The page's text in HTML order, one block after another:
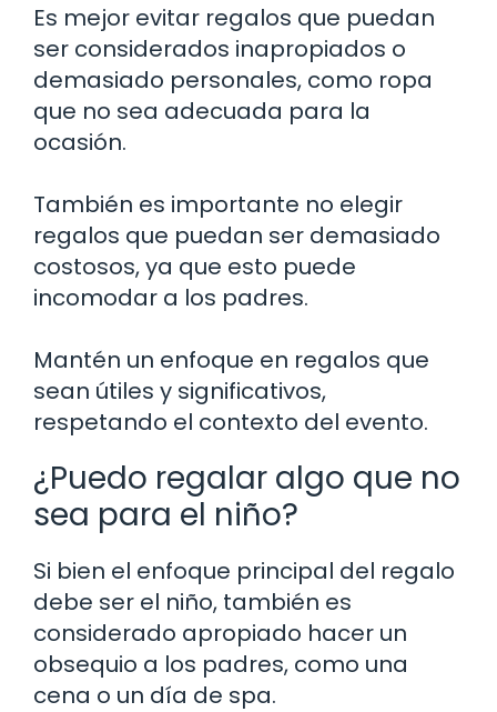
Es mejor evitar regalos que puedan
ser considerados inapropiados o
demasiado personales, como ropa
que no sea adecuada para la
ocasión.
También es importante no elegir
regalos que puedan ser demasiado
costosos, ya que esto puede
incomodar a los padres.
Mantén un enfoque en regalos que
sean útiles y significativos,
respetando el contexto del evento.
¿Puedo regalar algo que no
sea para el niño?
Si bien el enfoque principal del regalo
debe ser el niño, también es
considerado apropiado hacer un
obsequio a los padres, como una
cena o un día de spa.